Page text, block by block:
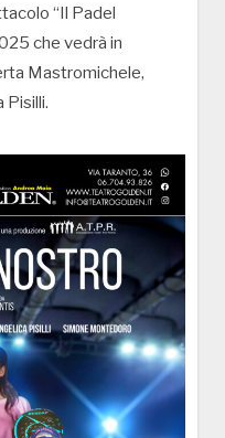
“Il Padel
che vedrà in
Mastromichele,
Pisilli.